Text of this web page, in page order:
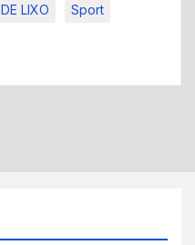
LIXO Sport